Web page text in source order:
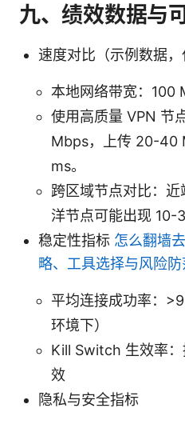
九、绩效数据与
速度对比（示例数据，
本地网络带宽：100
使用高质量 VPN 节
Mbps，上传 20-40
ms。
跨区域节点对比：
洋节点可能出现 10-
稳定性指标 怎么翻墙
略、工具选择与风险防
平均连接成功率：
环境下）
Kill Switch 生效率
效
隐私与安全指标